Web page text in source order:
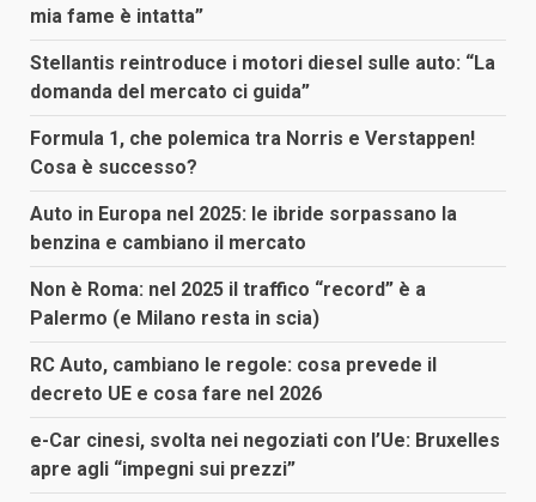
mia fame è intatta”
Stellantis reintroduce i motori diesel sulle auto: “La
domanda del mercato ci guida”
Formula 1, che polemica tra Norris e Verstappen!
Cosa è successo?
Auto in Europa nel 2025: le ibride sorpassano la
benzina e cambiano il mercato
Non è Roma: nel 2025 il traffico “record” è a
Palermo (e Milano resta in scia)
RC Auto, cambiano le regole: cosa prevede il
decreto UE e cosa fare nel 2026
e-Car cinesi, svolta nei negoziati con l’Ue: Bruxelles
apre agli “impegni sui prezzi”